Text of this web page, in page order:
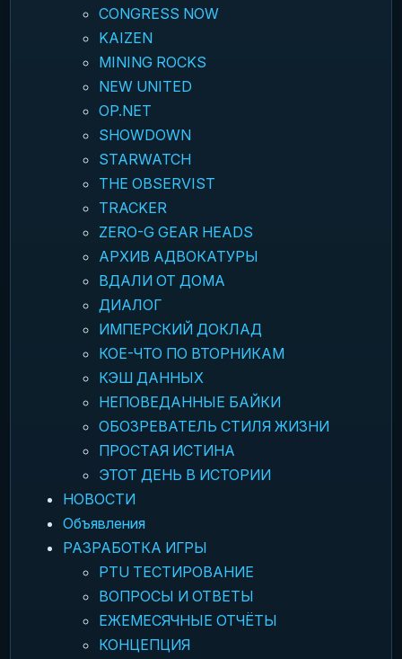
CONGRESS NOW
KAIZEN
MINING ROCKS
NEW UNITED
OP.NET
SHOWDOWN
STARWATCH
THE OBSERVIST
TRACKER
ZERO-G GEAR HEADS
АРХИВ АДВОКАТУРЫ
ВДАЛИ ОТ ДОМА
ДИАЛОГ
ИМПЕРСКИЙ ДОКЛАД
КОЕ-ЧТО ПО ВТОРНИКАМ
КЭШ ДАННЫХ
НЕПОВЕДАННЫЕ БАЙКИ
ОБОЗРЕВАТЕЛЬ СТИЛЯ ЖИЗНИ
ПРОСТАЯ ИСТИНА
ЭТОТ ДЕНЬ В ИСТОРИИ
НОВОСТИ
Объявления
РАЗРАБОТКА ИГРЫ
PTU ТЕСТИРОВАНИЕ
ВОПРОСЫ И ОТВЕТЫ
ЕЖЕМЕСЯЧНЫЕ ОТЧЁТЫ
КОНЦЕПЦИЯ